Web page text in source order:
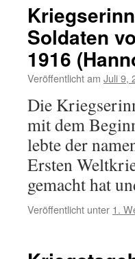
Soldaten
1916
Veröffentlicht am Juli 9,
Die
mit dem
lebte der
Ersten
gemacht hat
Veröffentlicht unter 1.